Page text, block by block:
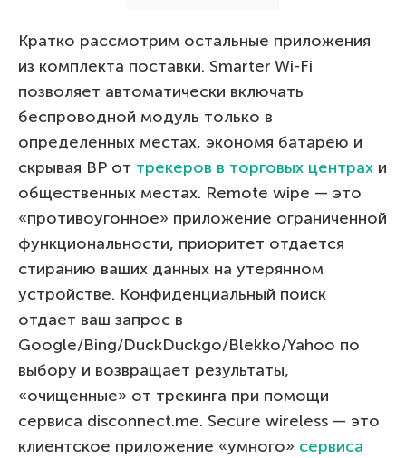
Кратко рассмотрим остальные приложения
из комплекта поставки. Smarter Wi-Fi
позволяет автоматически включать
беспроводной модуль только в
определенных местах, экономя батарею и
скрывая BP от трекеров в торговых центрах и
общественных местах. Remote wipe — это
«противоугонное» приложение ограниченной
функциональности, приоритет отдается
стиранию ваших данных на утерянном
устройстве. Конфиденциальный поиск
отдает ваш запрос в
Google/Bing/DuckDuckgo/Blekko/Yahoo по
выбору и возвращает результаты,
«очищенные» от трекинга при помощи
сервиса disconnect.me. Secure wireless — это
клиентское приложение «умного» сервиса